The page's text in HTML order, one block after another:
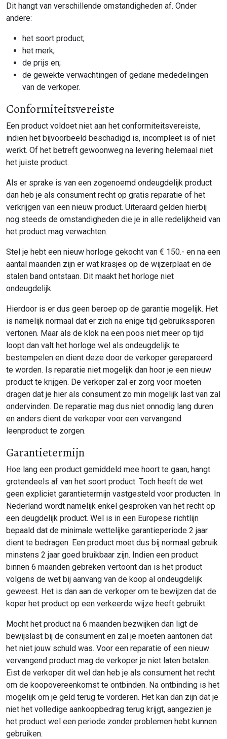
Dit hangt van verschillende omstandigheden af. Onder
andere:
het soort product;
het merk;
de prijs en;
de gewekte verwachtingen of gedane mededelingen
van de verkoper.
Conformiteitsvereiste
Een product voldoet niet aan het conformiteitsvereiste,
indien het bijvoorbeeld beschadigd is, incompleet is of niet
werkt. Of het betreft gewoonweg na levering helemaal niet
het juiste product.
Als er sprake is van een zogenoemd ondeugdelijk product
dan heb je als consument recht op gratis reparatie of het
verkrijgen van een nieuw product. Uiteraard gelden hierbij
nog steeds de omstandigheden die je in alle redelijkheid van
het product mag verwachten.
Stel je hebt een nieuw horloge gekocht van € 150.- en na een
aantal maanden zijn er wat krasjes op de wijzerplaat en de
stalen band ontstaan. Dit maakt het horloge niet
ondeugdelijk.
Hierdoor is er dus geen beroep op de garantie mogelijk. Het
is namelijk normaal dat er zich na enige tijd gebruikssporen
vertonen. Maar als de klok na een poos niet meer op tijd
loopt dan valt het horloge wel als ondeugdelijk te
bestempelen en dient deze door de verkoper gerepareerd
te worden. Is reparatie niet mogelijk dan hoor je een nieuw
product te krijgen. De verkoper zal er zorg voor moeten
dragen dat je hier als consument zo min mogelijk last van zal
ondervinden. De reparatie mag dus niet onnodig lang duren
en anders dient de verkoper voor een vervangend
leenproduct te zorgen.
Garantietermijn
Hoe lang een product gemiddeld mee hoort te gaan, hangt
grotendeels af van het soort product. Toch heeft de wet
geen expliciet garantietermijn vastgesteld voor producten. In
Nederland wordt namelijk enkel gesproken van het recht op
een deugdelijk product. Wel is in een Europese richtlijn
bepaald dat de minimale wettelijke garantieperiode 2 jaar
dient te bedragen. Een product moet dus bij normaal gebruik
minstens 2 jaar goed bruikbaar zijn. Indien een product
binnen 6 maanden gebreken vertoont dan is het product
volgens de wet bij aanvang van de koop al ondeugdelijk
geweest. Het is dan aan de verkoper om te bewijzen dat de
koper het product op een verkeerde wijze heeft gebruikt.
Mocht het product na 6 maanden bezwijken dan ligt de
bewijslast bij de consument en zal je moeten aantonen dat
het niet jouw schuld was. Voor een reparatie of een nieuw
vervangend product mag de verkoper je niet laten betalen.
Eist de verkoper dit wel dan heb je als consument het recht
om de koopovereenkomst te ontbinden. Na ontbinding is het
mogelijk om je geld terug te vorderen. Het kan dan zijn dat je
niet het volledige aankoopbedrag terug krijgt, aangezien je
het product wel een periode zonder problemen hebt kunnen
gebruiken.